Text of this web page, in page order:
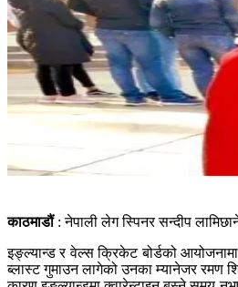
काठमाडौं: नेपाली लेग स्पिनर सन्दीप
इङ्ल्यान्ड र वेल्स क्रिकेट बोर्डको
ब्लास्ट गुमाउन लागेको उनका म्यानेजर रमण